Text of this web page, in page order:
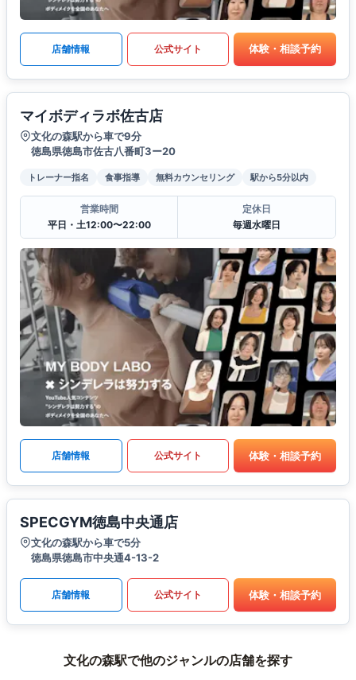
店舗情報 公式サイト 体験・相談予約
マイボディラボ佐古店
文化の森駅から車で9分
徳島県徳島市佐古八番町3ー20
トレーナー指名 食事指導 無料カウンセリング 駅から5分以内
営業時間
平日・土12:00〜22:00
定休日
毎週水曜日
店舗情報 公式サイト 体験・相談予約
SPECGYM徳島中央通店
文化の森駅から車で5分
徳島県徳島市中央通4-13-2
店舗情報 公式サイト 体験・相談予約
文化の森駅で他のジャンルの店舗を探す